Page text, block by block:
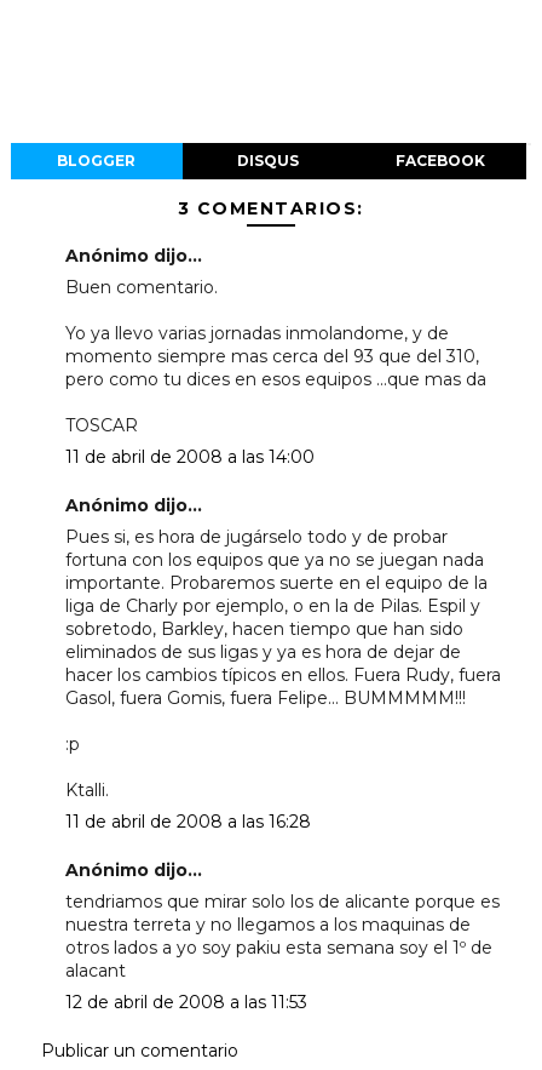
BLOGGER DISQUS FACEBOOK
3 COMENTARIOS:
Anónimo dijo...
Buen comentario.
Yo ya llevo varias jornadas inmolandome, y de
momento siempre mas cerca del 93 que del 310,
pero como tu dices en esos equipos ...que mas da
TOSCAR
11 de abril de 2008 a las 14:00
Anónimo dijo...
Pues si, es hora de jugárselo todo y de probar
fortuna con los equipos que ya no se juegan nada
importante. Probaremos suerte en el equipo de la
liga de Charly por ejemplo, o en la de Pilas. Espil y
sobretodo, Barkley, hacen tiempo que han sido
eliminados de sus ligas y ya es hora de dejar de
hacer los cambios típicos en ellos. Fuera Rudy, fuera
Gasol, fuera Gomis, fuera Felipe... BUMMMMM!!!
:p
Ktalli.
11 de abril de 2008 a las 16:28
Anónimo dijo...
tendriamos que mirar solo los de alicante porque es
nuestra terreta y no llegamos a los maquinas de
otros lados a yo soy pakiu esta semana soy el 1º de
alacant
12 de abril de 2008 a las 11:53
Publicar un comentario